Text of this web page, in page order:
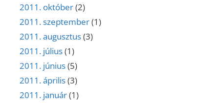
2011. október(2)
2011. szeptember(1)
2011. augusztus(3)
2011. július(1)
2011. június(5)
2011. április(3)
2011. január(1)